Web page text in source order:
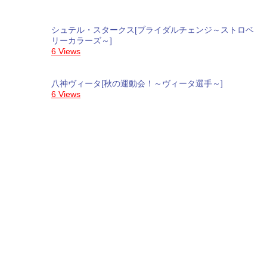
シュテル・スタークス[ブライダルチェンジ～ストロベ
リーカラーズ～]
6 Views
八神ヴィータ[秋の運動会！～ヴィータ選手～]
6 Views